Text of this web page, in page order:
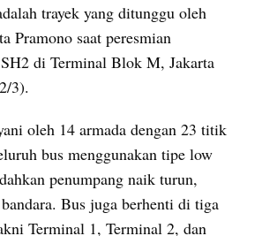
trayek yang ditunggu oleh
Pramono saat peresmian
di Terminal Blok M, Jakarta
3).​​​​​​​​​​​​​​​​
oleh 14 armada dengan 23 titik
bus menggunakan tipe low
penumpang naik turun,
Bus juga berhenti di tiga
Terminal 1, Terminal 2, dan